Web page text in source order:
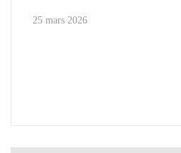
25 mars 2026